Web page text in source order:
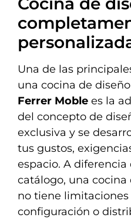
Una de las
una cocina de
Ferrer Moble es la
del concepto de
exclusiva y se
tus gustos,
espacio. A diferencia
catálogo, una
no tiene
configuración o